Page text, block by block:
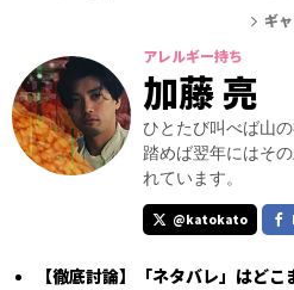
ギ
アレルギー持ち
加藤 亮
ひとたび叫べば山
踏めば翌年にはそ
れています。
@katokato
【徹底討論】「ネタバレ」はどこ